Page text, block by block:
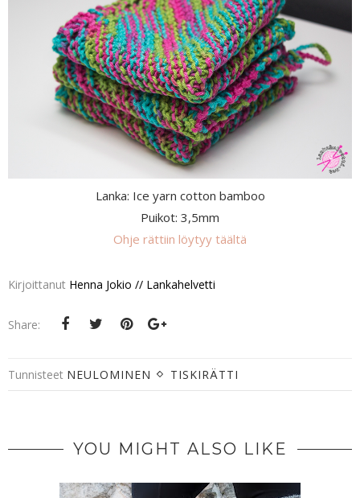
Lanka: Ice yarn cotton bamboo
Puikot: 3,5mm
Ohje rättiin löytyy täältä
Kirjoittanut Henna Jokio // Lankahelvetti
Share:
Tunnisteet NEULOMINEN TISKIRÄTTI
YOU MIGHT ALSO LIKE